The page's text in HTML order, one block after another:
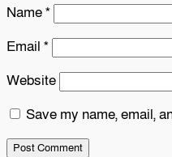
Name*
Email *
Website
Save my name, email,